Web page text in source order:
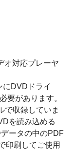
オ対応プレーヤ
DVDドライ
要があります。
で収録していま
を読み込める
ータの中のPDF
印刷してご使用